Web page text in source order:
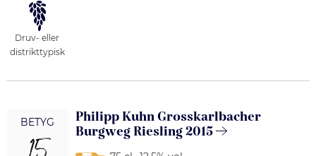
Druv- eller
distrikttypisk
BETYG
Philipp Kuhn Grosskarlbacher
Burgweg Riesling 2015